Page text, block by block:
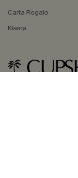
Carta Regalo
Klarna